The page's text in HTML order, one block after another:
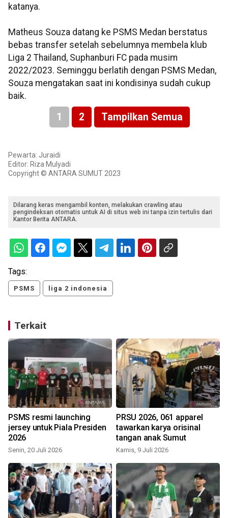
katanya.
Matheus Souza datang ke PSMS Medan berstatus
bebas transfer setelah sebelumnya membela klub
Liga 2 Thailand, Suphanburi FC pada musim
2022/2023. Seminggu berlatih dengan PSMS Medan,
Souza mengatakan saat ini kondisinya sudah cukup
baik.
1 2 Tampilkan Semua
Pewarta: Juraidi
Editor: Riza Mulyadi
Copyright © ANTARA SUMUT 2023
Dilarang keras mengambil konten, melakukan crawling atau
pengindeksan otomatis untuk AI di situs web ini tanpa izin tertulis dari
Kantor Berita ANTARA.
Tags:
PSMS liga 2 indonesia
Terkait
PSMS resmi launching
jersey untuk Piala Presiden
2026
Senin, 20 Juli 2026
PRSU 2026, 061 apparel
tawarkan karya orisinal
tangan anak Sumut
Kamis, 9 Juli 2026